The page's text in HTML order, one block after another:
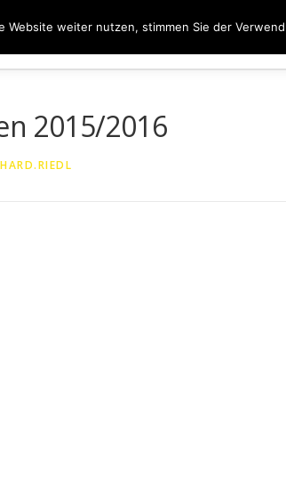
50 JAHRE SVN KONTAKT
2015/2016
Website weiter nutzen, stimmen Sie der